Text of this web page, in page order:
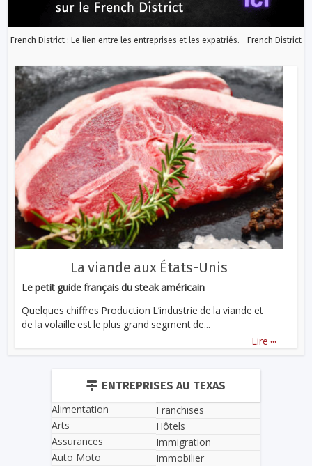
French District : Le lien entre les entreprises et les expatriés. - French District
La viande aux États-Unis
Le petit guide français du steak américain
Quelques chiffres Production L’industrie de la viande et
de la volaille est le plus grand segment de...
Lire ...
ENTREPRISES AU TEXAS
Alimentation
Arts
Assurances
Auto Moto
Franchises
Hôtels
Immigration
Immobilier